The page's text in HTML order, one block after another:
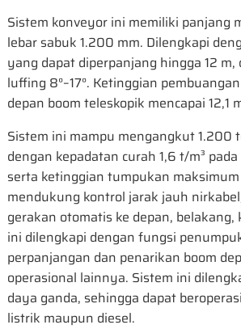
Sistem konveyor ini memiliki panjang
lebar sabuk 1.200 mm. Dilengkapi
yang dapat diperpanjang hingga 12
luffing 8°–17°. Ketinggian
depan boom teleskopik mencapai 12,1
Sistem ini mampu mengangkut 1.200
dengan kepadatan curah 1,6 t/m³
serta ketinggian tumpukan
mendukung kontrol jarak jauh
gerakan otomatis ke depan,
ini dilengkapi dengan fungsi
perpanjangan dan penarikan boom
operasional lainnya. Sistem ini
daya ganda, sehingga dapat
listrik maupun diesel.